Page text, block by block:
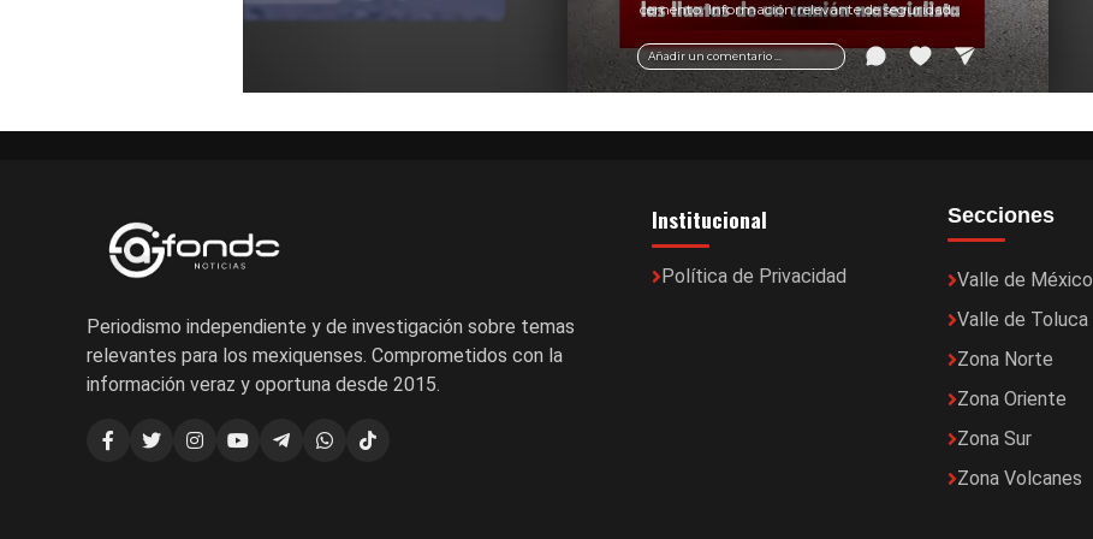
Añadir un comentario ...
cemento. Información relevante de seguridad
vial y recomendaciones para motociclistas.
Periodismo independiente y de investigación sobre temas
relevantes para los mexiquenses. Comprometidos con la
información veraz y oportuna desde 2015.
Institucional
Política de Privacidad
Secciones
Valle de México
Valle de Toluca
Zona Norte
Zona Oriente
Zona Sur
Zona Volcanes